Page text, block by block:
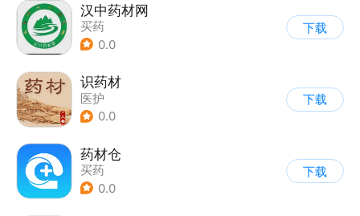
汉中药材网
买药
0.0
下载
识药材
医护
0.0
下载
药材仓
买药
0.0
下载